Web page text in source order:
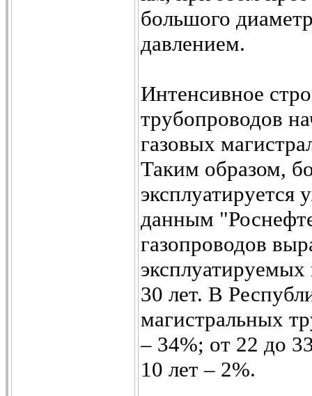
большого
давлением.
Интенсивное
трубопроводов
газовых
Таким образом,
данным
газопроводов
30 лет. В
магистральных
– 34%; от 22 до
10 лет – 2%.